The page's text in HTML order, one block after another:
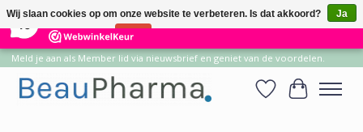
14 Reviews ×
Meld je aan als Member lid via nieuwsbrief en geniet van de voordelen.
Verlanglijst
Wij slaan cookies op om onze website te verbeteren. Is dat akkoord?
Ja
Nee